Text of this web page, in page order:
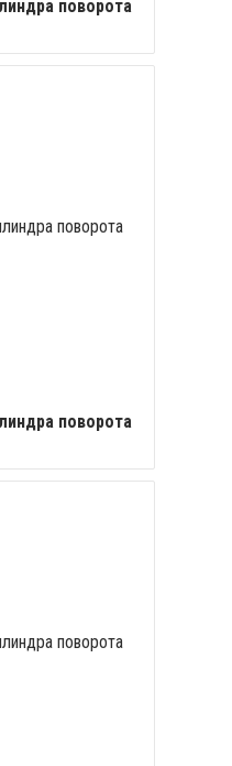
поворота
поворота